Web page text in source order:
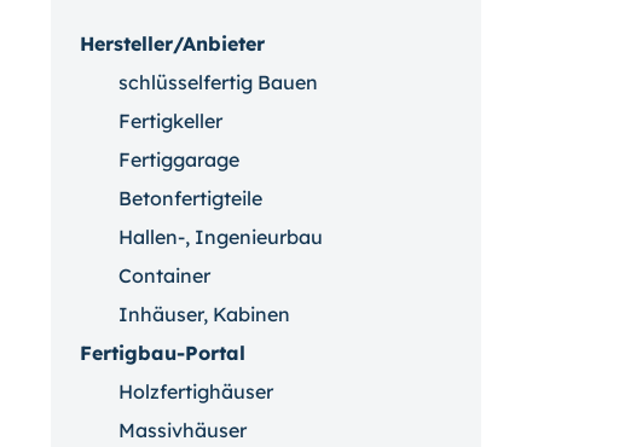
Hersteller/Anbieter
schlüsselfertig Bauen
Fertigkeller
Fertiggarage
Betonfertigteile
Hallen-, Ingenieurbau
Container
Inhäuser, Kabinen
Fertigbau-Portal
Holzfertighäuser
Massivhäuser